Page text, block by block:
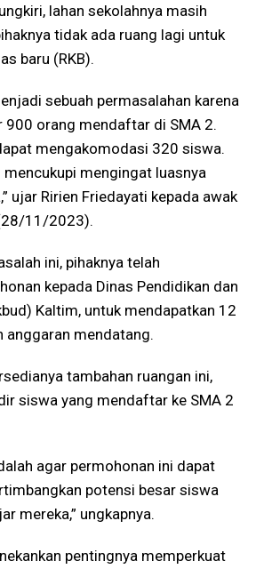
lahan sekolahnya masih
tidak ada ruang lagi untuk
baru (RKB).
sebuah permasalahan karena
900 orang mendaftar di SMA 2.
mengakomodasi 320 siswa.
mengingat luasnya
ujar Ririen Friedayati kepada awak
11/2023).
ini, pihaknya telah
kepada Dinas Pendidikan dan
Kaltim, untuk mendapatkan 12
anggaran mendatang.
tambahan ruangan ini,
siswa yang mendaftar ke SMA 2
agar permohonan ini dapat
potensi besar siswa
mereka,” ungkapnya.
pentingnya memperkuat